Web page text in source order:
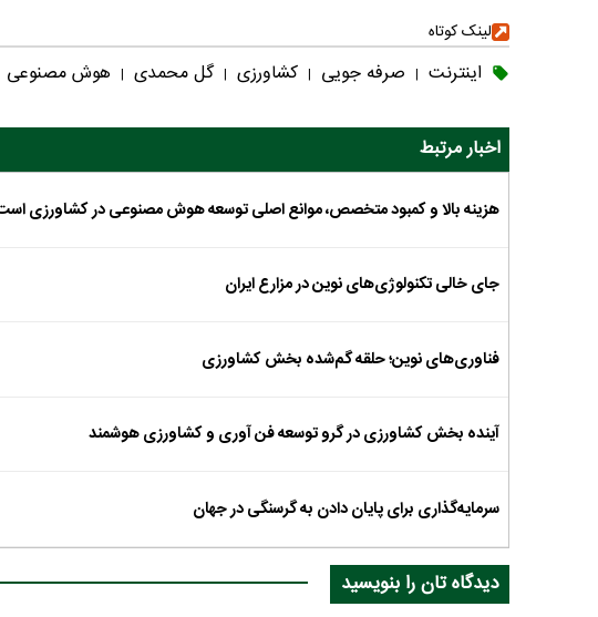
لینک کوتاه
اینترنت | صرفه جویی | کشاورزی | گل محمدی | هوش مصنوعی
اخبار مرتبط
هزینه بالا و کمبود متخصص، موانع اصلی توسعه هوش مصنوعی در کشاورزی
جای خالی تکنولوژی‌های نوین در مزارع ایران
فناوری‌های نوین؛ حلقه گم‌شده بخش کشاورزی
آینده بخش کشاورزی در گرو توسعه فن آوری و کشاورزی هوشمند
سرمایه‌گذاری برای پایان دادن به گرسنگی در جهان
دیدگاه تان را بنویسید